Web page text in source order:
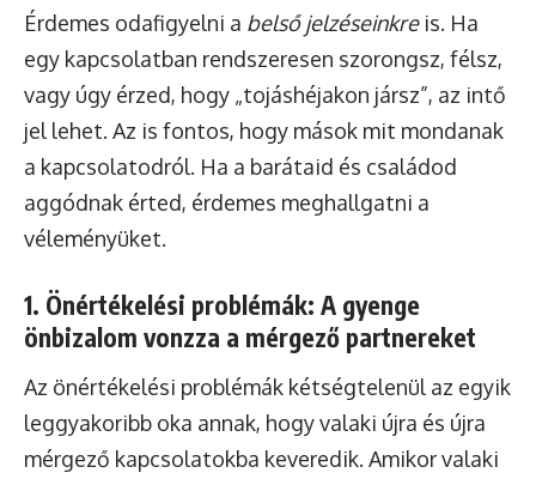
Érdemes odafigyelni a belső jelzéseinkreis. Ha
egy kapcsolatban rendszeresen szorongsz, félsz,
vagy úgy érzed, hogy „tojáshéjakon jársz”, az intő
jel lehet. Az is fontos, hogy mások mit mondanak
a kapcsolatodról. Ha a barátaid és családod
aggódnak érted, érdemes meghallgatni a
véleményüket.
1. Önértékelési problémák: A gyenge
önbizalom vonzza a mérgező partnereket
Az önértékelési problémák kétségtelenül az egyik
leggyakoribb oka annak, hogy valaki újra és újra
mérgező kapcsolatokba keveredik. Amikor valaki